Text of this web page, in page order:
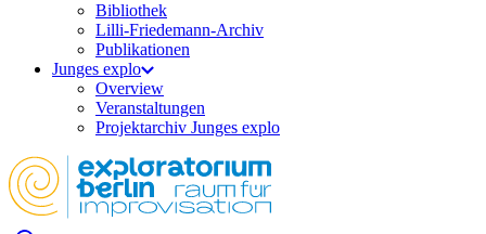
Bibliothek
Lilli-Friedemann-Archiv
Publikationen
Junges explo
Overview
Veranstaltungen
Projektarchiv Junges explo